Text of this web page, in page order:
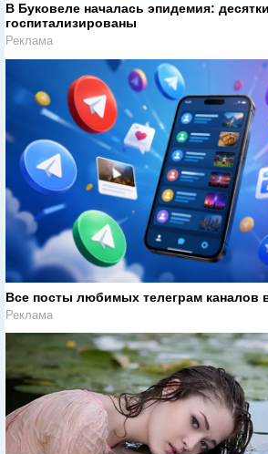
В Буковеле началась эпидемия:
госпитализированы
Реклама
Все посты любимых телеграм каналов
Реклама